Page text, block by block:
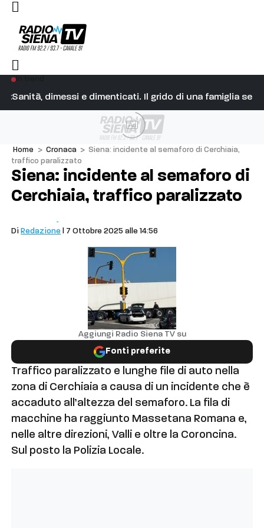
Sanità, dimessi e dimenticati. Il grido di una famiglia
era valida”
Ad
Home > Cronaca > Siena: incidente al semaforo di Cerchiaia,
traffico paralizzato
Siena: incidente al semaforo di
Cerchiaia, traffico paralizzato
Di Redazione | 7 Ottobre 2025 alle 14:56
Aggiungi Radio Siena TV su
Fonti preferite
Traffico paralizzato e lunghe file di auto nella
zona di Cerchiaia a causa di un incidente che è
accaduto all’altezza del semaforo. La fila di
macchine ha raggiunto Massetana Romana e,
nelle altre direzioni, Valli e oltre la Coroncina.
Sul posto la Polizia Locale.